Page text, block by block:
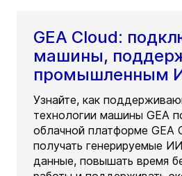
GEA Cloud:
машины,
промышленным
Узнайте, как
технологии машины GEA
облачной платформе GEA
получать генерируемые
данные, повышать время